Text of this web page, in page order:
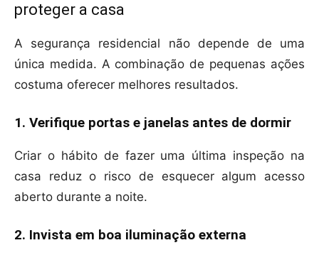
proteger a casa
A segurança residencial não depende de uma
única medida. A combinação de pequenas ações
costuma oferecer melhores resultados.
1. Verifique portas e janelas antes de dormir
Criar o hábito de fazer uma última inspeção na
casa reduz o risco de esquecer algum acesso
aberto durante a noite.
2. Invista em boa iluminação externa